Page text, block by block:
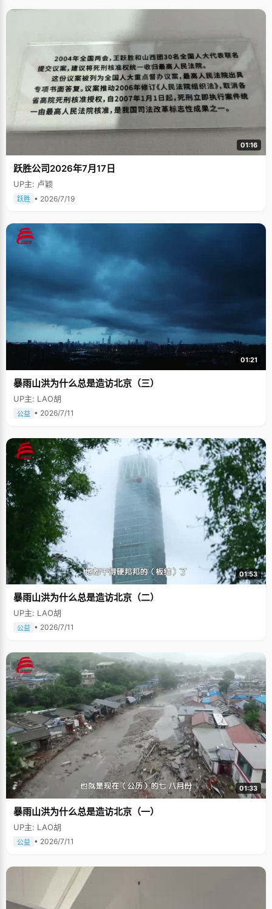
01:16
跃胜公司2026年7月17日
UP主: 卢颖
跃胜 • 2026/7/19
01:21
暴雨山洪为什么总是造访北京（三）
UP主: LAO胡
公益 • 2026/7/11
01:53
暴雨山洪为什么总是造访北京（二）
UP主: LAO胡
公益 • 2026/7/11
01:33
暴雨山洪为什么总是造访北京（一）
UP主: LAO胡
公益 • 2026/7/11